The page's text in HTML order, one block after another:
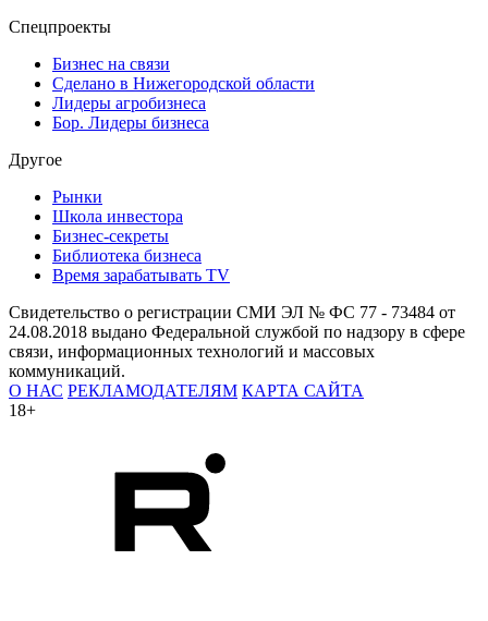
Спецпроекты
Бизнес на связи
Сделано в Нижегородской области
Лидеры агробизнеса
Бор. Лидеры бизнеса
Другое
Рынки
Школа инвестора
Бизнес-секреты
Библиотека бизнеса
Время зарабатывать TV
Свидетельство о регистрации СМИ ЭЛ № ФС 77 - 73484 от
24.08.2018 выдано Федеральной службой по надзору в сфере
связи, информационных технологий и массовых
коммуникаций.
О НАС РЕКЛАМОДАТЕЛЯМ КАРТА САЙТА
18+